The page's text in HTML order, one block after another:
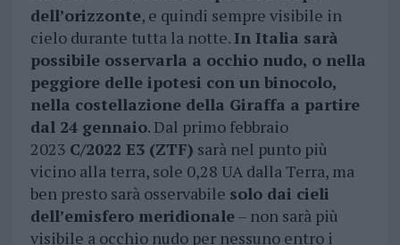
dell’orizzonte, e quindi sempre visibile in
cielo durante tutta la notte. In Italia sarà
possibile osservarla a occhio nudo, o nella
peggiore delle ipotesi con un binocolo,
nella costellazione della Giraffa a partire
dal 24 gennaio. Dal primo febbraio
2023 C/2022 E3 (ZTF) sarà nel punto più
vicino alla terra, sole 0,28 UA dalla Terra, ma
ben presto sarà osservabile solo dai cieli
dell’emisfero meridionale– non sarà più
visibile a occhio nudo per nessuno entro i